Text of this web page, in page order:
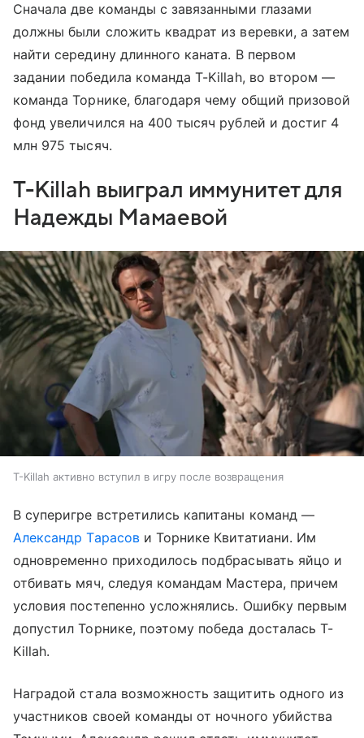
Сначала две команды с завязанными глазами
должны были сложить квадрат из веревки, а затем
найти середину длинного каната. В первом
задании победила команда T-Killah, во втором —
команда Торнике, благодаря чему общий призовой
фонд увеличился на 400 тысяч рублей и достиг 4
млн 975 тысяч.
T-Killah выиграл иммунитет для
Надежды Мамаевой
T-Killah активно вступил в игру после возвращения
В суперигре встретились капитаны команд —
Александр Тарасови Торнике Квитатиани. Им
одновременно приходилось подбрасывать яйцо и
отбивать мяч, следуя командам Мастера, причем
условия постепенно усложнялись. Ошибку первым
допустил Торнике, поэтому победа досталась T-
Killah.
Наградой стала возможность защитить одного из
участников своей команды от ночного убийства